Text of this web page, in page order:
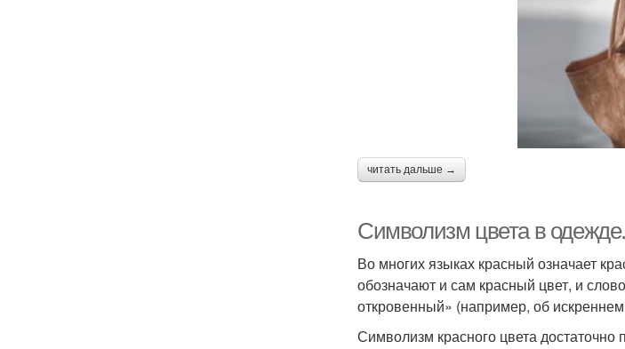
читать дальше →
Символизм цвета в
Во многих языках красный означает
обозначают и сам красный цвет, и
откровенный» (например, об
Символизм красного цвета